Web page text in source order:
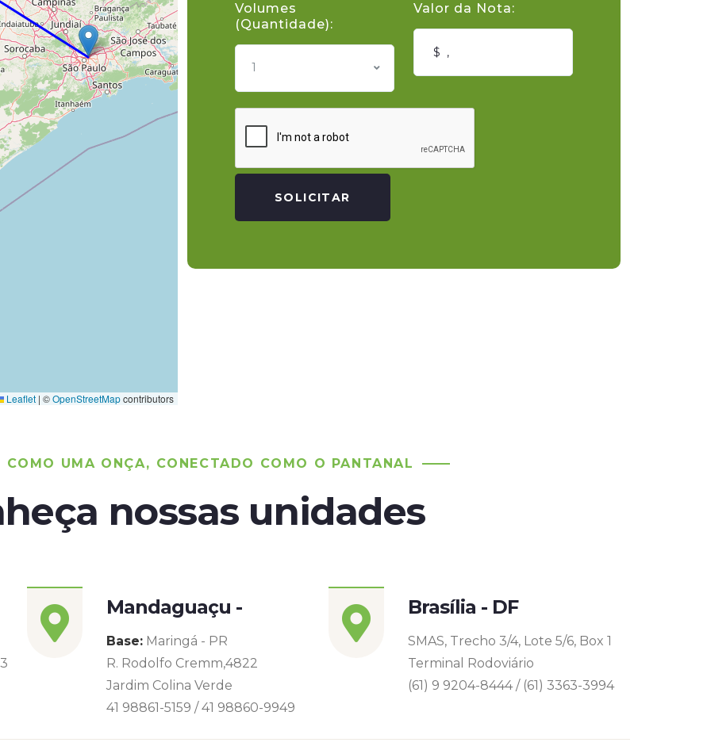
Leaflet | ©OpenStreetMapcontributors
Volumes
(Quantidade):
1
Valor da Nota:
SOLICITAR
COMO UMA ONÇA, CONECTADO COMO O PANTANAL
nossas unidades
Mandaguaçu -
Base: Maringá - PR
R. Rodolfo Cremm,4822
Jardim Colina Verde
41 98861-5159 / 41 98860-9949
Brasília - DF
SMAS, Trecho 3/4, Lote 5/6, Box 1
Terminal Rodoviário
(61) 9 9204-8444 / (61) 3363-3994